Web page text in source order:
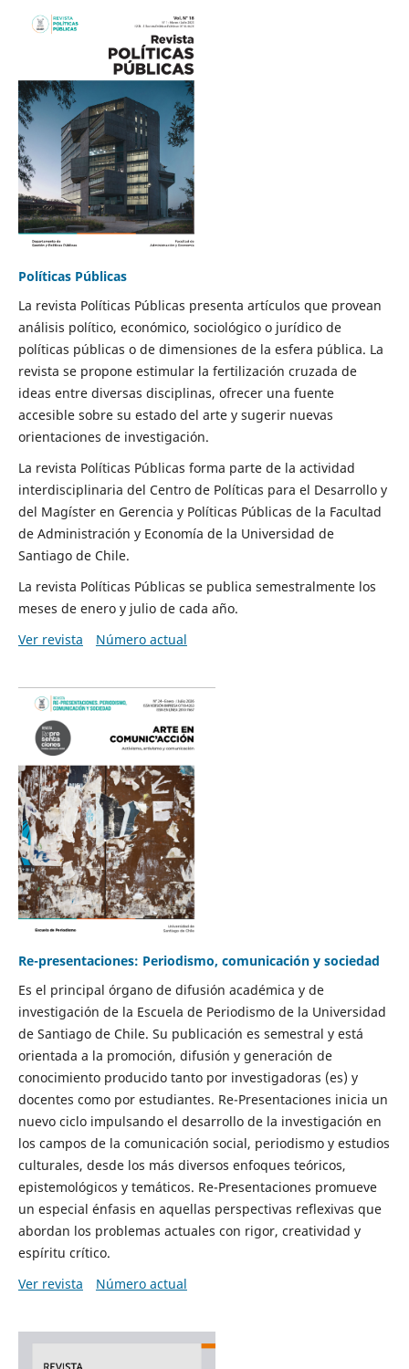
Políticas Públicas
La revista Políticas Públicas presenta artículos que provean
análisis político, económico, sociológico o jurídico de
políticas públicas o de dimensiones de la esfera pública. La
revista se propone estimular la fertilización cruzada de
ideas entre diversas disciplinas, ofrecer una fuente
accesible sobre su estado del arte y sugerir nuevas
orientaciones de investigación.
La revista Políticas Públicas forma parte de la actividad
interdisciplinaria del Centro de Políticas para el Desarrollo y
del Magíster en Gerencia y Políticas Públicas de la Facultad
de Administración y Economía de la Universidad de
Santiago de Chile.
La revista Políticas Públicas se publica semestralmente los
meses de enero y julio de cada año.
Ver revista
Número actual
Re-presentaciones: Periodismo, comunicación y sociedad
Es el principal órgano de difusión académica y de
investigación de la Escuela de Periodismo de la Universidad
de Santiago de Chile. Su publicación es semestral y está
orientada a la promoción, difusión y generación de
conocimiento producido tanto por investigadoras (es) y
docentes como por estudiantes. Re-Presentaciones inicia un
nuevo ciclo impulsando el desarrollo de la investigación en
los campos de la comunicación social, periodismo y estudios
culturales, desde los más diversos enfoques teóricos,
epistemológicos y temáticos. Re-Presentaciones promueve
un especial énfasis en aquellas perspectivas reflexivas que
abordan los problemas actuales con rigor, creatividad y
espíritu crítico.
Ver revista
Número actual